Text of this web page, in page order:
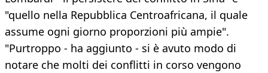
"quello nella Repubblica Centroafricana, il quale
assume ogni giorno proporzioni più ampie".
"Purtroppo - ha aggiunto - si è avuto modo di
notare che molti dei conflitti in corso vengono